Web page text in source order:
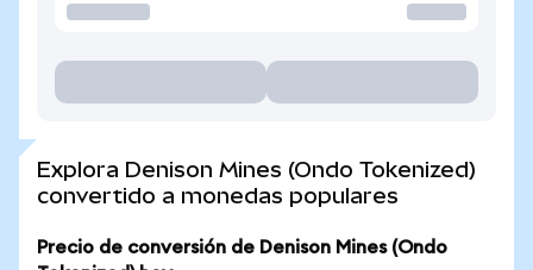
Explora Denison Mines (Ondo Tokenized)
convertido a monedas populares
Precio de conversión de Denison Mines (Ondo